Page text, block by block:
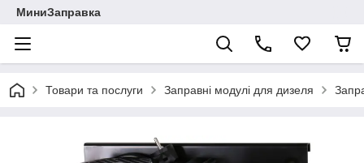
МиниЗаправка
Товари та послуги Заправні модулі для дизеля